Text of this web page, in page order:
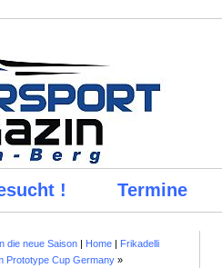
! Termine
die neue Saison | Home | Frikadelli
Prototype Cup Germany »